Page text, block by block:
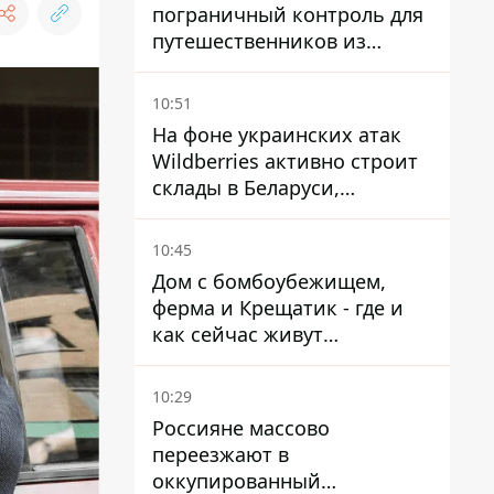
пограничный контроль для
путешественников из
Италии из-за
миграционного конфликта
10:51
На фоне украинских атак
Wildberries активно строит
склады в Беларуси,
Казахстане, Узбекистане
10:45
Дом с бомбоубежищем,
ферма и Крещатик - где и
как сейчас живут
украинские знаменитости
10:29
Россияне массово
переезжают в
оккупированный